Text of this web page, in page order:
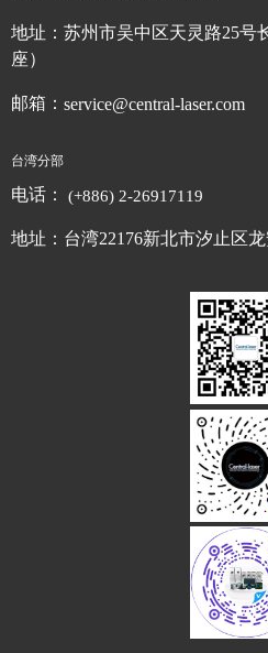
地址：苏州市吴中区天灵路25号
座）
邮箱： service@central-laser.com
台湾分部
电话： (+886) 2-26917119
地址：台湾22176新北市汐止区龙